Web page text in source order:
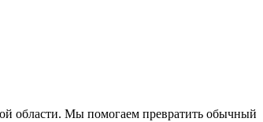
области. Мы помогаем превратить обычный